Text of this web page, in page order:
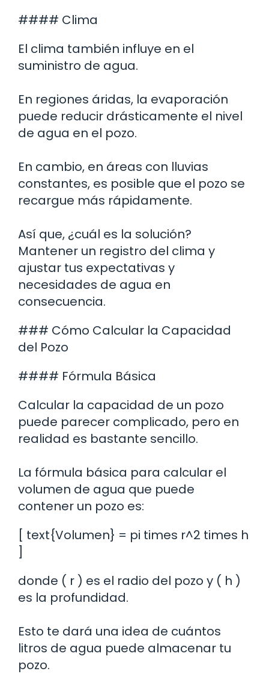
#### Clima
El clima también influye en el
suministro de agua.
En regiones áridas, la evaporación
puede reducir drásticamente el nivel
de agua en el pozo.
En cambio, en áreas con lluvias
constantes, es posible que el pozo se
recargue más rápidamente.
Así que, ¿cuál es la solución?
Mantener un registro del clima y
ajustar tus expectativas y
necesidades de agua en
consecuencia.
### Cómo Calcular la Capacidad
del Pozo
#### Fórmula Básica
Calcular la capacidad de un pozo
puede parecer complicado, pero en
realidad es bastante sencillo.
La fórmula básica para calcular el
volumen de agua que puede
contener un pozo es:
[ text{Volumen} = pi times r^2 times h
]
donde ( r ) es el radio del pozo y ( h )
es la profundidad.
Esto te dará una idea de cuántos
litros de agua puede almacenar tu
pozo.